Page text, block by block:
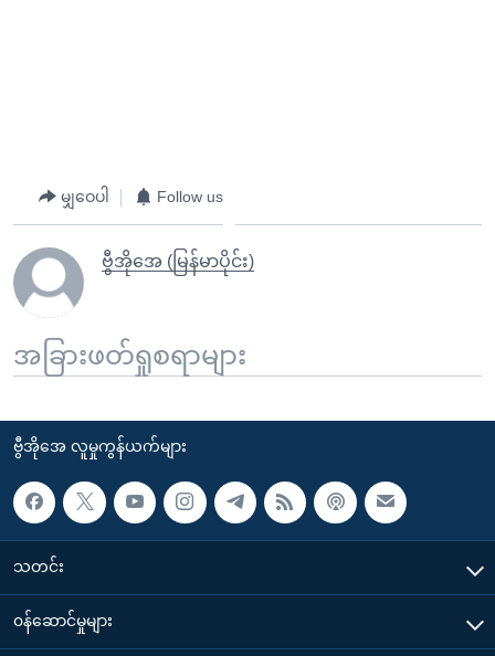
မျှဝေပါ Follow us
ဗွီအိုအေ (မြန်မာပိုင်း)
အခြားဖတ်ရှုစရာများ
ဗွီအိုအေ လူမှုကွန်ယက်များ
သတင်း
၀န်ဆောင်မှုများ